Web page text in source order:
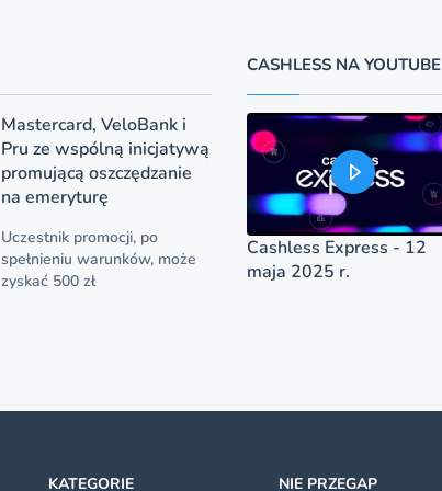
Mastercard, VeloBank i
Pru ze wspólną inicjatywą
promującą oszczędzanie
na emeryturę
Uczestnik promocji, po
spełnieniu warunków, może
zyskać 500 zł
CASHLESS NA YOUTUBE
Cashless Express - 12
maja 2025 r.
KATEGORIE NIE PRZEGAP